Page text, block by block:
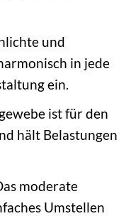
und
in jede
ein.
ist für den
hält Belastungen
moderate
Umstellen